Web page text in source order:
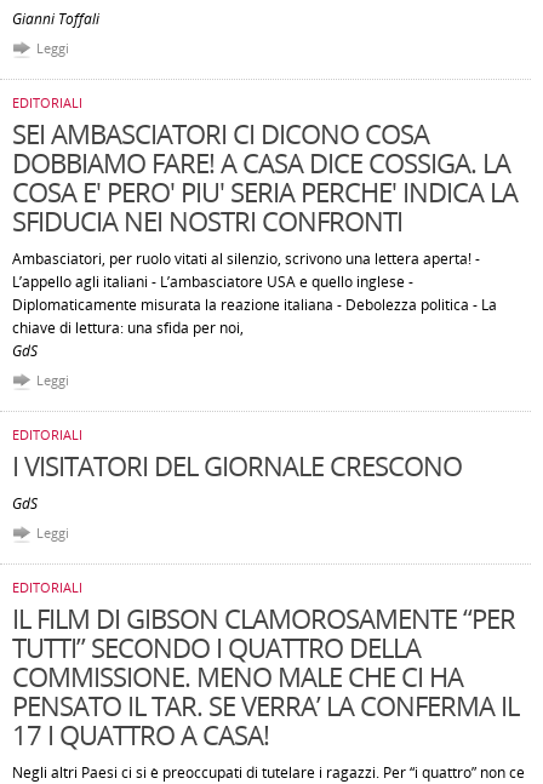
Gianni Toffali
Leggi
EDITORIALI
SEI AMBASCIATORI CI DICONO COSA
DOBBIAMO FARE! A CASA DICE COSSIGA. LA
COSA E' PERO' PIU' SERIA PERCHE' INDICA LA
SFIDUCIA NEI NOSTRI CONFRONTI
Ambasciatori, per ruolo vitati al silenzio, scrivono una lettera aperta! -
L’appello agli italiani - L’ambasciatore USA e quello inglese -
Diplomaticamente misurata la reazione italiana - Debolezza politica - La
chiave di lettura: una sfida per noi,
GdS
Leggi
EDITORIALI
I VISITATORI DEL GIORNALE CRESCONO
GdS
Leggi
EDITORIALI
IL FILM DI GIBSON CLAMOROSAMENTE “PER
TUTTI” SECONDO I QUATTRO DELLA
COMMISSIONE. MENO MALE CHE CI HA
PENSATO IL TAR. SE VERRA’ LA CONFERMA IL
17 I QUATTRO A CASA!
Negli altri Paesi ci si è preoccupati di tutelare i ragazzi. Per “i quattro” non ce